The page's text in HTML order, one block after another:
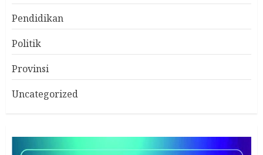
Pendidikan
Politik
Provinsi
Uncategorized